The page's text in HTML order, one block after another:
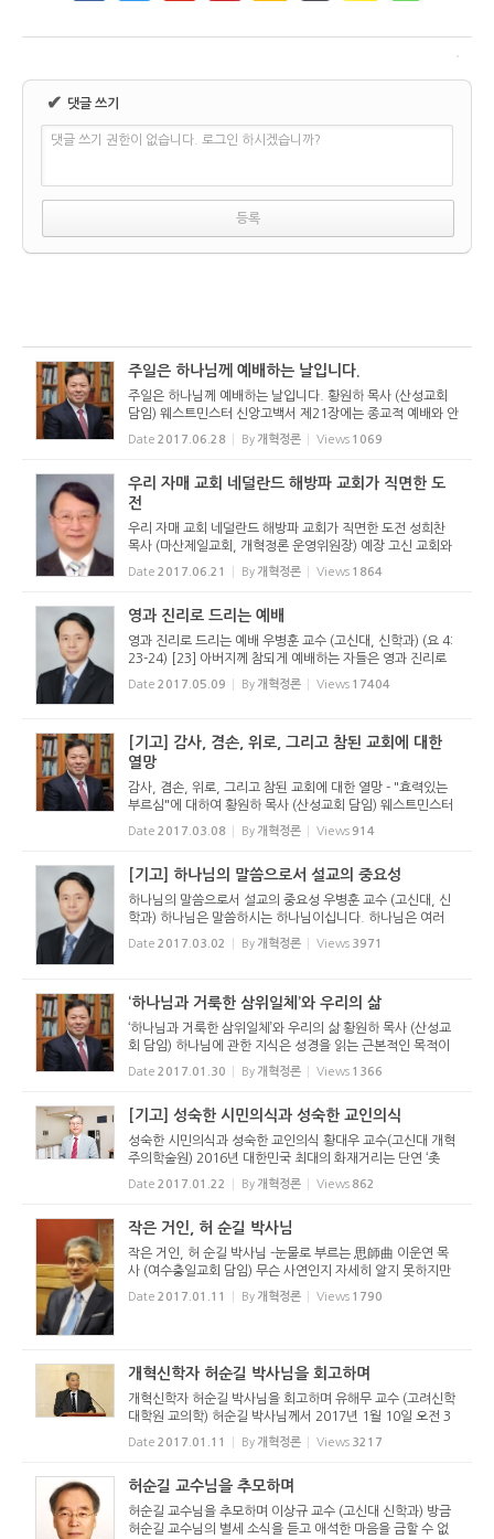
✔ 댓글 쓰기
댓글 쓰기 권한이 없습니다. 로그인 하시겠습니까?
주일은 하나님께 예배하는 날입니다.
주일은 하나님께 예배하는 날입니다. 황원하 목사 (산성교회
담임) 웨스트민스터 신앙고백서 제21장에는 종교적 예배와 안
식일에 대한 조항이 담겨 있습니다. 성도의 가장 기본적인 의
무는 주일날 하나님께 예배하는 것입니다. 필시 교회가 해야
Date 2017.06.28 By 개혁정론 Views 1069
우리 자매 교회 네덜란드 해방파 교회가 직면한 도
전
우리 자매 교회 네덜란드 해방파 교회가 직면한 도전 성희찬
목사 (마산제일교회, 개혁정론 운영위원장) 예장 고신 교회와
자매 교회인 네덜란드 해방파 교회 총회가 지난 주말에 1944
년 교단 설립 이후 ‘역사적인’ 혹은 ‘혁명적인’ ...
Date 2017.06.21 By 개혁정론 Views 1864
영과 진리로 드리는 예배
영과 진리로 드리는 예배 우병훈 교수 (고신대, 신학과) (요 4:
23-24) [23] 아버지께 참되게 예배하는 자들은 영과 진리로
예배할 때가 오나니 곧 이 때라 아버지께서는 자기에게 이렇게
예배하는 자들을 찾으시느니라 [24] 하나님은 영이시니 예배
Date 2017.05.09 By 개혁정론 Views 17404
[기고] 감사, 겸손, 위로, 그리고 참된 교회에 대한
열망
감사, 겸손, 위로, 그리고 참된 교회에 대한 열망 - "효력있는
부르심"에 대하여 황원하 목사 (산성교회 담임) 웨스트민스터
신앙고백서 제10장은 ‘효력 있는 부르심’에 대해서 말합니다.
‘효력 있는 부르심’이란 하나님이 그분의 경...
Date 2017.03.08 By 개혁정론 Views 914
[기고] 하나님의 말씀으로서 설교의 중요성
하나님의 말씀으로서 설교의 중요성 우병훈 교수 (고신대, 신
학과) 하나님은 말씀하시는 하나님이십니다. 하나님은 여러
가지 수단을 통해 말씀하십니다. 하나님은 우리의 개인 성경
묵상을 통해서 우리에게 말씀하실 수 있습니다. 기도나 성도의
Date 2017.03.02 By 개혁정론 Views 3971
‘하나님과 거룩한 삼위일체’와 우리의 삶
‘하나님과 거룩한 삼위일체’와 우리의 삶 황원하 목사 (산성교
회 담임) 하나님에 관한 지식은 성경을 읽는 근본적인 목적이
며 신학 본연의 주제이다. 즉 우리는 성경을 통하여 하나님이
어떤 분이신지를 배우며, 신학이라는 학문을 통하여 하나님...
Date 2017.01.30 By 개혁정론 Views 1366
[기고] 성숙한 시민의식과 성숙한 교인의식
성숙한 시민의식과 성숙한 교인의식 황대우 교수(고신대 개혁
주의학술원) 2016년 대한민국 최대의 화재거리는 단연 ‘촛
불’과 ‘탄핵’이다. 최순실의 국정농단이 밝혀지면서 민심은 ‘광
화문 촛불’로 봉기했다. 주말마다 봉...
Date 2017.01.22 By 개혁정론 Views 862
작은 거인, 허 순길 박사님
작은 거인, 허 순길 박사님 -눈물로 부르는 思師曲 이운연 목
사 (여수충일교회 담임) 무슨 사연인지 자세히 알지 못하지만
제가 학교에 입학할 때는 호주에서 목회하고 계셨습니다. 신대
원 1학년 가을 학기에 들어오셔서 첫 경건회를 인도하시는데,
Date 2017.01.11 By 개혁정론 Views 1790
개혁신학자 허순길 박사님을 회고하며
개혁신학자 허순길 박사님을 회고하며 유해무 교수 (고려신학
대학원 교의학) 허순길 박사님께서 2017년 1월 10일 오전 3
시에 하나님의 부르심을 받았다. 작년 6월 말 폐 기능이 약화
되면서 산소호흡기의 도움을 받으며 지내시던 중 성탄 직전에
Date 2017.01.11 By 개혁정론 Views 3217
허순길 교수님을 추모하며
허순길 교수님을 추모하며 이상규 교수 (고신대 신학과) 방금
허순길 교수님의 별세 소식을 듣고 애석한 마음을 금할 수 없